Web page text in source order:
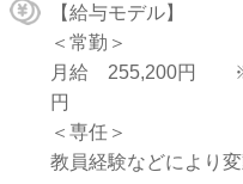
【給与モデル】
＜常勤＞
月給 255,200円 ※
円
＜専任＞
教員経験などにより